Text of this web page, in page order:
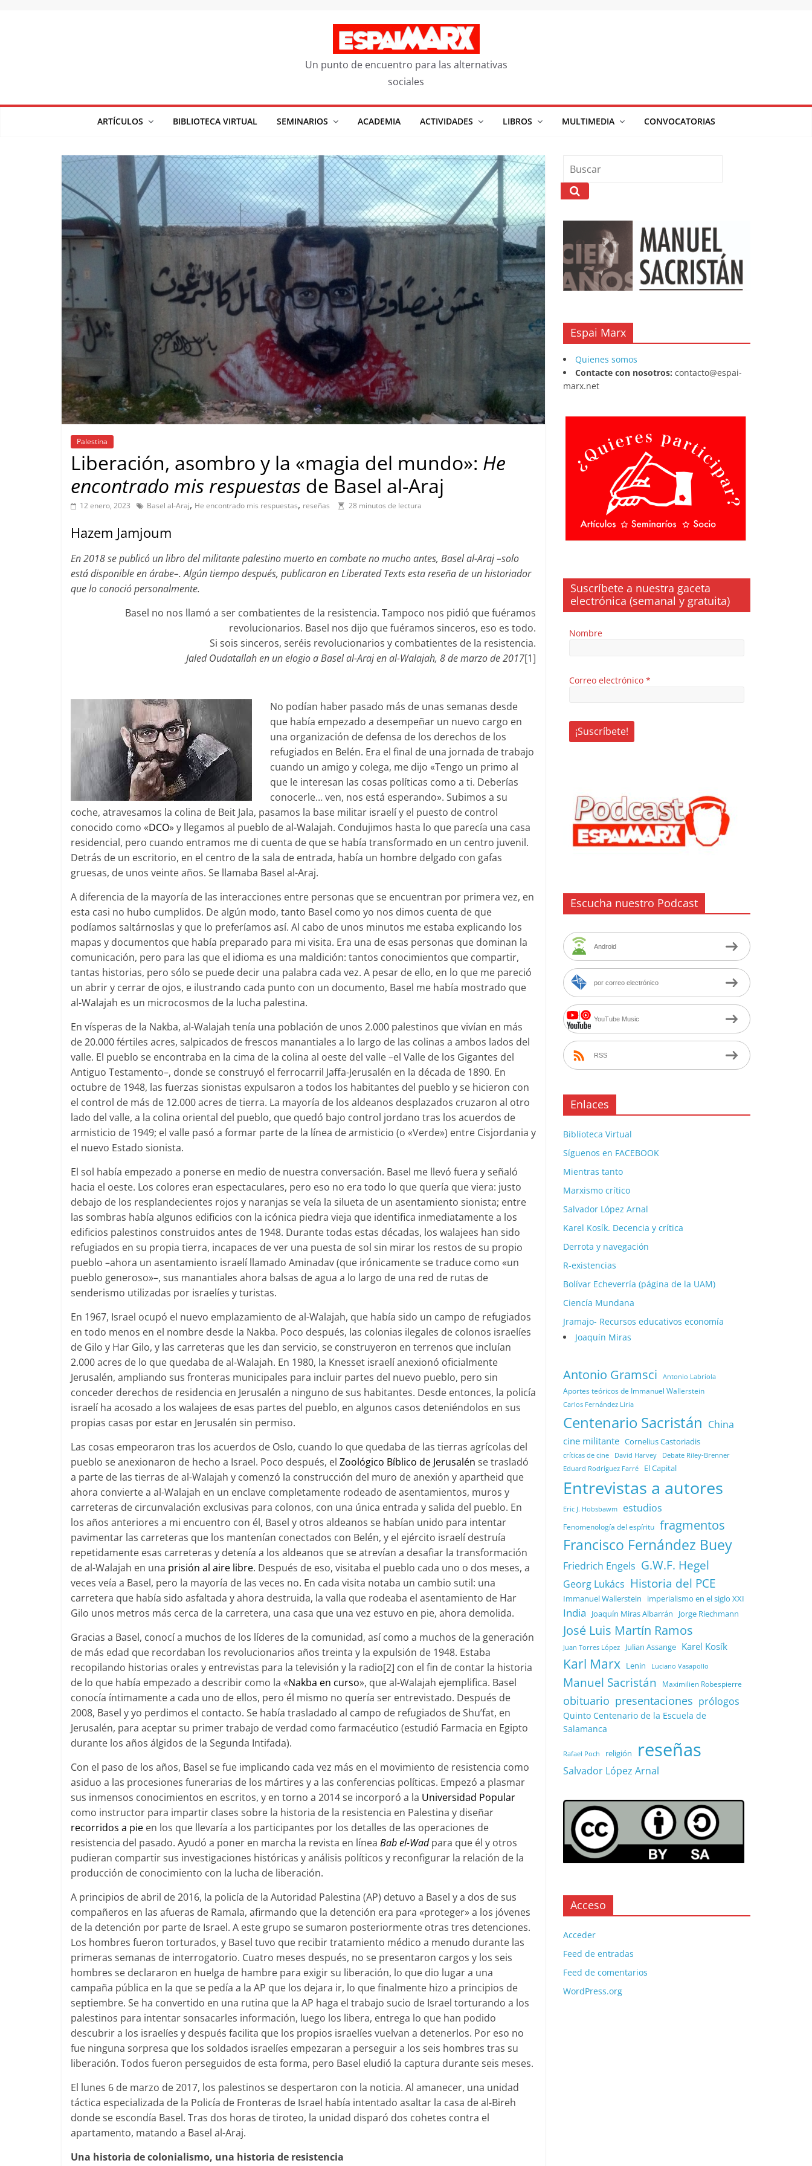
Un punto de encuentro para las alternativas
sociales
ARTÍCULOS BIBLIOTECA VIRTUAL SEMINARIOS ACADEMIA ACTIVIDADES LIBROS MULTIMEDIA CONVOCATORIAS
Palestina
Liberación, asombro y la «magia del mundo»: He
encontrado mis respuestas de Basel al-Araj
12 enero, 2023 Basel al-Araj, He encontrado mis respuestas, reseñas 28 minutos de lectura
Hazem Jamjoum
En 2018 se publicó un libro del militante palestino muerto en combate no mucho antes, Basel al-Araj –solo
está disponible en árabe–. Algún tiempo después, publicaron en Liberated Texts esta reseña de un historiador
que lo conoció personalmente.
Basel no nos llamó a ser combatientes de la resistencia. Tampoco nos pidió que fuéramos
revolucionarios. Basel nos dijo que fuéramos sinceros, eso es todo.
Si sois sinceros, seréis revolucionarios y combatientes de la resistencia.
Jaled Oudatallah en un elogio a Basel al-Araj en al-Walajah, 8 de marzo de 2017[1]
No podían haber pasado más de unas semanas desde
que había empezado a desempeñar un nuevo cargo en
una organización de defensa de los derechos de los
refugiados en Belén. Era el final de una jornada de trabajo
cuando un amigo y colega, me dijo «Tengo un primo al
que le interesan las cosas políticas como a ti. Deberías
conocerle… ven, nos está esperando». Subimos a su
coche, atravesamos la colina de Beit Jala, pasamos la base militar israelí y el puesto de control
conocido como «DCO» y llegamos al pueblo de al-Walajah. Condujimos hasta lo que parecía una casa
residencial, pero cuando entramos me di cuenta de que se había transformado en un centro juvenil.
Detrás de un escritorio, en el centro de la sala de entrada, había un hombre delgado con gafas
gruesas, de unos veinte años. Se llamaba Basel al-Araj.
A diferencia de la mayoría de las interacciones entre personas que se encuentran por primera vez, en
esta casi no hubo cumplidos. De algún modo, tanto Basel como yo nos dimos cuenta de que
podíamos saltárnoslas y que lo preferíamos así. Al cabo de unos minutos me estaba explicando los
mapas y documentos que había preparado para mi visita. Era una de esas personas que dominan la
comunicación, pero para las que el idioma es una maldición: tantos conocimientos que compartir,
tantas historias, pero sólo se puede decir una palabra cada vez. A pesar de ello, en lo que me pareció
un abrir y cerrar de ojos, e ilustrando cada punto con un documento, Basel me había mostrado que
al-Walajah es un microcosmos de la lucha palestina.
En vísperas de la Nakba, al-Walajah tenía una población de unos 2.000 palestinos que vivían en más
de 20.000 fértiles acres, salpicados de frescos manantiales a lo largo de las colinas a ambos lados del
valle. El pueblo se encontraba en la cima de la colina al oeste del valle –el Valle de los Gigantes del
Antiguo Testamento–, donde se construyó el ferrocarril Jaffa-Jerusalén en la década de 1890. En
octubre de 1948, las fuerzas sionistas expulsaron a todos los habitantes del pueblo y se hicieron con
el control de más de 12.000 acres de tierra. La mayoría de los aldeanos desplazados cruzaron al otro
lado del valle, a la colina oriental del pueblo, que quedó bajo control jordano tras los acuerdos de
armisticio de 1949; el valle pasó a formar parte de la línea de armisticio (o «Verde») entre Cisjordania y
el nuevo Estado sionista.
El sol había empezado a ponerse en medio de nuestra conversación. Basel me llevó fuera y señaló
hacia el oeste. Los colores eran espectaculares, pero eso no era todo lo que quería que viera: justo
debajo de los resplandecientes rojos y naranjas se veía la silueta de un asentamiento sionista; entre
las sombras había algunos edificios con la icónica piedra vieja que identifica inmediatamente a los
edificios palestinos construidos antes de 1948. Durante todas estas décadas, los walajees han sido
refugiados en su propia tierra, incapaces de ver una puesta de sol sin mirar los restos de su propio
pueblo –ahora un asentamiento israelí llamado Aminadav (que irónicamente se traduce como «un
pueblo generoso»–, sus manantiales ahora balsas de agua a lo largo de una red de rutas de
senderismo utilizadas por israelíes y turistas.
En 1967, Israel ocupó el nuevo emplazamiento de al-Walajah, que había sido un campo de refugiados
en todo menos en el nombre desde la Nakba. Poco después, las colonias ilegales de colonos israelíes
de Gilo y Har Gilo, y las carreteras que les dan servicio, se construyeron en terrenos que incluían
2.000 acres de lo que quedaba de al-Walajah. En 1980, la Knesset israelí anexionó oficialmente
Jerusalén, ampliando sus fronteras municipales para incluir partes del nuevo pueblo, pero sin
conceder derechos de residencia en Jerusalén a ninguno de sus habitantes. Desde entonces, la policía
israelí ha acosado a los walajees de esas partes del pueblo, en algunos casos deteniéndolos en sus
propias casas por estar en Jerusalén sin permiso.
Las cosas empeoraron tras los acuerdos de Oslo, cuando lo que quedaba de las tierras agrícolas del
pueblo se anexionaron de hecho a Israel. Poco después, el Zoológico Bíblico de Jerusalén se trasladó
a parte de las tierras de al-Walajah y comenzó la construcción del muro de anexión y apartheid que
ahora convierte a al-Walajah en un enclave completamente rodeado de asentamientos, muros y
carreteras de circunvalación exclusivas para colonos, con una única entrada y salida del pueblo. En
los años anteriores a mi encuentro con él, Basel y otros aldeanos se habían unido para intentar
pavimentar las carreteras que los mantenían conectados con Belén, y el ejército israelí destruía
repetidamente esas carreteras y detenía a los aldeanos que se atrevían a desafiar la transformación
de al-Walajah en una prisión al aire libre. Después de eso, visitaba el pueblo cada uno o dos meses, a
veces veía a Basel, pero la mayoría de las veces no. En cada visita notaba un cambio sutil: una
carretera que había sido asfaltada y ahora destruida, la valla que rodeaba el asentamiento de Har
Gilo unos metros más cerca de la carretera, una casa que una vez estuvo en pie, ahora demolida.
Gracias a Basel, conocí a muchos de los líderes de la comunidad, así como a muchos de la generación
de más edad que recordaban los revolucionarios años treinta y la expulsión de 1948. Estaba
recopilando historias orales y entrevistas para la televisión y la radio[2] con el fin de contar la historia
de lo que había empezado a describir como la «Nakba en curso», que al-Walajah ejemplifica. Basel
conocía íntimamente a cada uno de ellos, pero él mismo no quería ser entrevistado. Después de
2008, Basel y yo perdimos el contacto. Se había trasladado al campo de refugiados de Shu’fat, en
Jerusalén, para aceptar su primer trabajo de verdad como farmacéutico (estudió Farmacia en Egipto
durante los años álgidos de la Segunda Intifada).
Con el paso de los años, Basel se fue implicando cada vez más en el movimiento de resistencia como
asiduo a las procesiones funerarias de los mártires y a las conferencias políticas. Empezó a plasmar
sus inmensos conocimientos en escritos, y en torno a 2014 se incorporó a la Universidad Popular
como instructor para impartir clases sobre la historia de la resistencia en Palestina y diseñar
recorridos a pie en los que llevaría a los participantes por los detalles de las operaciones de
resistencia del pasado. Ayudó a poner en marcha la revista en línea Bab el-Wadpara que él y otros
pudieran compartir sus investigaciones históricas y análisis políticos y reconfigurar la relación de la
producción de conocimiento con la lucha de liberación.
A principios de abril de 2016, la policía de la Autoridad Palestina (AP) detuvo a Basel y a dos de sus
compañeros en las afueras de Ramala, afirmando que la detención era para «proteger» a los jóvenes
de la detención por parte de Israel. A este grupo se sumaron posteriormente otras tres detenciones.
Los hombres fueron torturados, y Basel tuvo que recibir tratamiento médico a menudo durante las
primeras semanas de interrogatorio. Cuatro meses después, no se presentaron cargos y los seis
hombres se declararon en huelga de hambre para exigir su liberación, lo que dio lugar a una
campaña pública en la que se pedía a la AP que los dejara ir, lo que finalmente hizo a principios de
septiembre. Se ha convertido en una rutina que la AP haga el trabajo sucio de Israel torturando a los
palestinos para intentar sonsacarles información, luego los libera, entrega lo que han podido
descubrir a los israelíes y después facilita que los propios israelíes vuelvan a detenerlos. Por eso no
fue ninguna sorpresa que los soldados israelíes empezaran a perseguir a los seis hombres tras su
liberación. Todos fueron perseguidos de esta forma, pero Basel eludió la captura durante seis meses.
El lunes 6 de marzo de 2017, los palestinos se despertaron con la noticia. Al amanecer, una unidad
táctica especializada de la Policía de Fronteras de Israel había intentado asaltar la casa de al-Bireh
donde se escondía Basel. Tras dos horas de tiroteo, la unidad disparó dos cohetes contra el
apartamento, matando a Basel al-Araj.
Una historia de colonialismo, una historia de resistencia
Espai Marx
Quienes somos
Contacte con nosotros: contacto@espai-
marx.net
Suscríbete a nuestra gaceta
electrónica (semanal y gratuita)
Nombre
Correo electrónico *
Escucha nuestro Podcast
Android
por correo electrónico
YouTube Music
RSS
Enlaces
Biblioteca Virtual
Síguenos en FACEBOOK
Mientras tanto
Marxismo crítico
Salvador López Arnal
Karel Kosík. Decencia y crítica
Derrota y navegación
R-existencias
Bolívar Echeverría (página de la UAM)
Ciencía Mundana
Jramajo- Recursos educativos economía
Joaquín Miras
Antonio Gramsci Antonio Labriola
Aportes teóricos de Immanuel Wallerstein
Carlos Fernández Liria
Centenario Sacristán China
cine militante Cornelius Castoriadis
críticas de cine David Harvey Debate Riley-Brenner
Eduard Rodríguez Farré El Capital
Entrevistas a autores
Eric J. Hobsbawm estudios
Fenomenología del espíritu fragmentos
Francisco Fernández Buey
Friedrich Engels G.W.F. Hegel
Georg Lukács Historia del PCE
Immanuel Wallerstein imperialismo en el siglo XXI
India Joaquín Miras Albarrán Jorge Riechmann
José Luis Martín Ramos
Juan Torres López Julian Assange Karel Kosík
Karl Marx Lenin Luciano Vasapollo
Manuel Sacristán Maximilien Robespierre
obituario presentaciones prólogos
Quinto Centenario de la Escuela de
Salamanca
Rafael Poch religión reseñas
Salvador López Arnal
Acceso
Acceder
Feed de entradas
Feed de comentarios
WordPress.org